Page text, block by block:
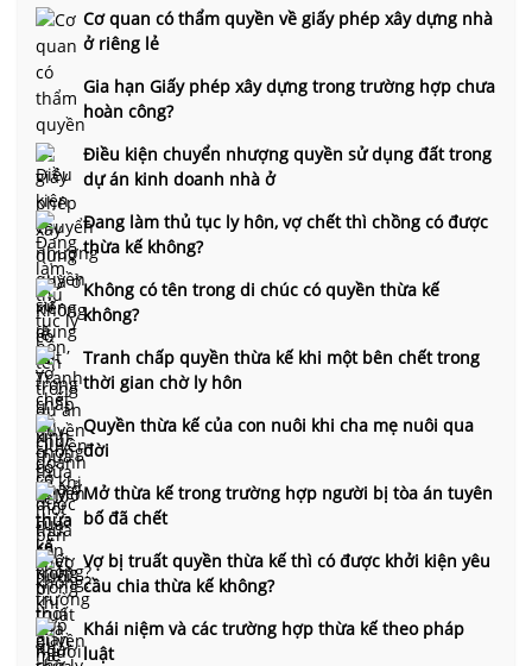
Cơ quan có thẩm quyền về giấy phép xây dựng nhà
ở riêng lẻ
Gia hạn Giấy phép xây dựng trong trường hợp chưa
hoàn công?
Điều kiện chuyển nhượng quyền sử dụng đất trong
dự án kinh doanh nhà ở
Đang làm thủ tục ly hôn, vợ chết thì chồng có được
thừa kế không?
Không có tên trong di chúc có quyền thừa kế
không?
Tranh chấp quyền thừa kế khi một bên chết trong
thời gian chờ ly hôn
Quyền thừa kế của con nuôi khi cha mẹ nuôi qua
đời
Mở thừa kế trong trường hợp người bị tòa án tuyên
bố đã chết
Vợ bị truất quyền thừa kế thì có được khởi kiện yêu
cầu chia thừa kế không?
Khái niệm và các trường hợp thừa kế theo pháp
luật